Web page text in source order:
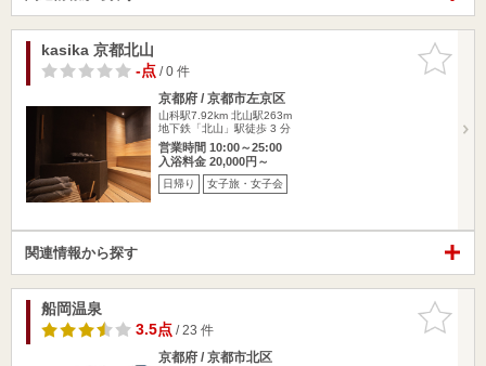
お気に入
りに追加
kasika 京都北山
-点/ 0 件
京都府 / 京都市左京区
山科駅7.92km 北山駅263m
地下鉄「北山」駅徒歩 3 分
営業時間 10:00～25:00
入浴料金 20,000円～
日帰り 女子旅・女子会
関連情報から探す
お気に入
りに追加
船岡温泉
3.5点/ 23 件
京都府 / 京都市北区